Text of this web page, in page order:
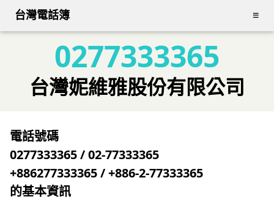
≡
台灣電話簿
0277333365
台灣妮維雅股份有限公司
電話號碼
0277333365 / 02-77333365
+886277333365 / +886-2-77333365
的基本資訊